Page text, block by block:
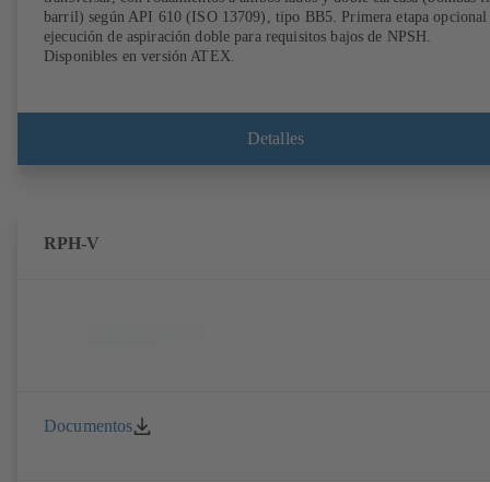
barril) según API 610 (ISO 13709), tipo BB5. Primera etapa opcional
ejecución de aspiración doble para requisitos bajos de NPSH.
Disponibles en versión ATEX.
Detalles
RPH-V
Documentos